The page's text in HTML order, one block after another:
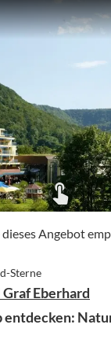
Angebot
Sterne
Eberhard
entdecken: